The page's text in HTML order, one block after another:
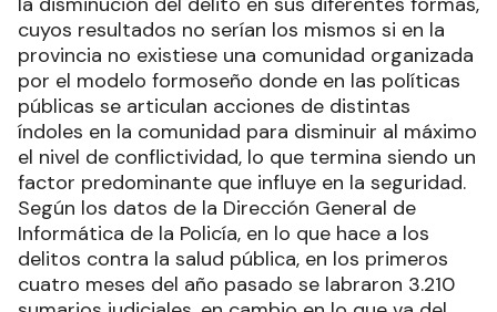
cuyos resultados no serían los mismos si en la
provincia no existiese una comunidad organizada
por el modelo formoseño donde en las políticas
públicas se articulan acciones de distintas
índoles en la comunidad para disminuir al máximo
el nivel de conflictividad, lo que termina siendo un
factor predominante que influye en la seguridad.
Según los datos de la Dirección General de
Informática de la Policía, en lo que hace a los
delitos contra la salud pública, en los primeros
cuatro meses del año pasado se labraron 3.210